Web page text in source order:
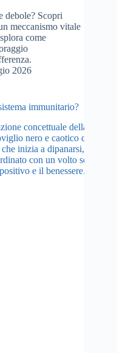
debole? Scopri
meccanismo vitale
come
2026
immunitario?